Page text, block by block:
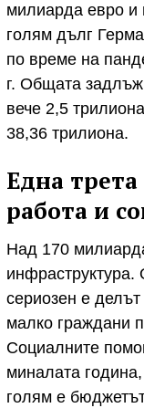
милиарда евро и
голям дълг
по време на
г. Общата
вече 2,5
38,36 трилиона.
Една
работа и
Над 170
инфраструктура.
сериозен е
малко граждани
Социалните
миналата
голям е